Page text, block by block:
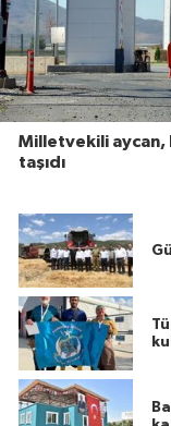
Milletvekili aycan,
taşıdı